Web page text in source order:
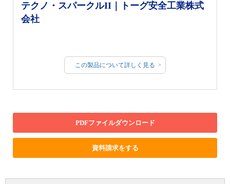
テクノ・スパークルII｜トーグ安全工業株式
会社
この製品について詳しく見る
PDFファイルダウンロード
資料請求をする